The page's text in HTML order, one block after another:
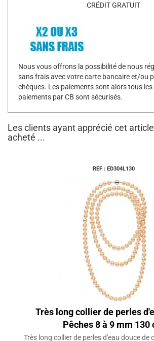
CRÉDIT GRATUIT
Nous vous offrons la possibilité de nous
sans frais avec votre carte bancaire et/ou
chèques. Les paiements sont alors tous
paiements par CB sont sécurisés.
Les clients ayant apprécié cet
acheté ...
REF : ED304L130
Très long collier de perles
Pêches 8 à 9 mm 130
Très long collier de perles d'eau douce de